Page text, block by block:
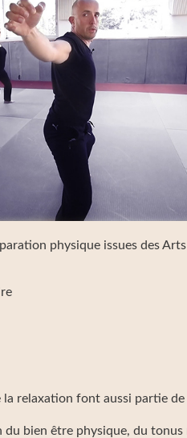
physique issues des
la relaxation font aussi partie
du bien être physique, du